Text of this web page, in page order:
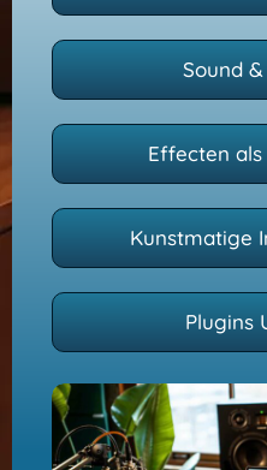
Sound
Effecten
Kunstmatige
Plugins